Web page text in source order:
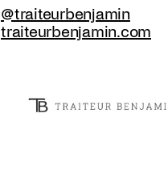
@traiteurbenjamin
traiteurbenjamin.com